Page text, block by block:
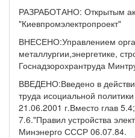
РАЗРАБОТАНО: Открытым
"Киевпромэлектропроект"
ВНЕСЕНО:Управлением
металлургии,энергетике,
Госнадзорохрантруда
ВВЕДЕНО:Введено в
труда исоциальной
21.06.2001 г.Вместо глав
7.6."Правил устройства
Минэнерго СССР 06.07.84.